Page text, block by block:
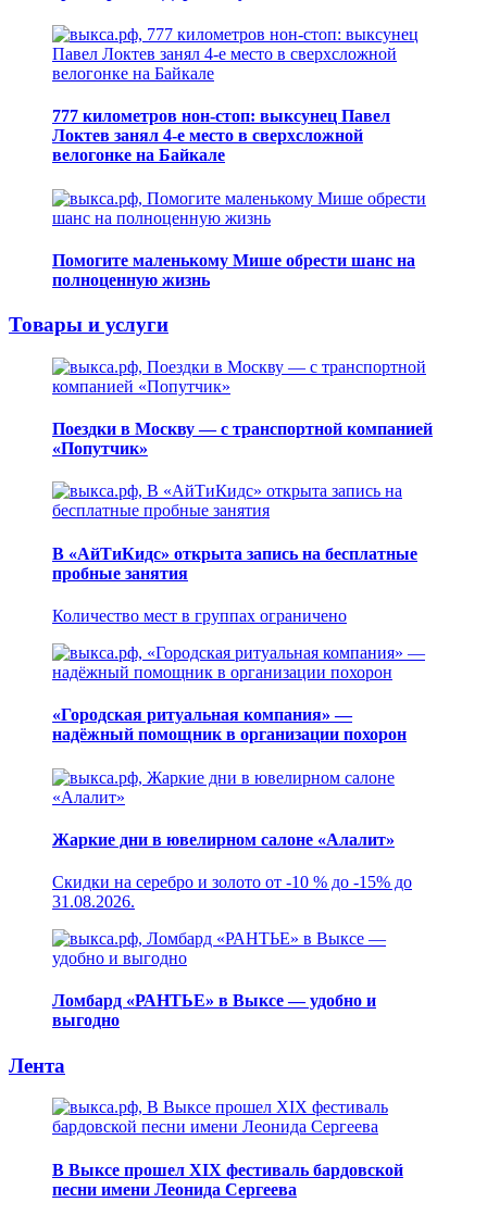
777 километров нон-стоп: выксунец Павел
Локтев занял 4-е место в сверхсложной
велогонке на Байкале
Помогите маленькому Мише обрести шанс на
полноценную жизнь
Товары и услуги
Поездки в Москву — с транспортной компанией
«Попутчик»
В «АйТиКидс» открыта запись на бесплатные
пробные занятия
Количество мест в группах ограничено
«Городская ритуальная компания» —
надёжный помощник в организации похорон
Жаркие дни в ювелирном салоне «Алалит»
Скидки на серебро и золото от -10 % до -15% до
31.08.2026.
Ломбард «РАНТЬЕ» в Выксе — удобно и
выгодно
Лента
В Выксе прошел XIX фестиваль бардовской
песни имени Леонида Сергеева